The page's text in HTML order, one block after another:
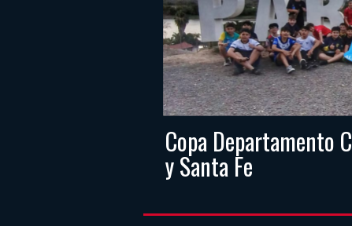
Copa Departamento
y Santa Fe